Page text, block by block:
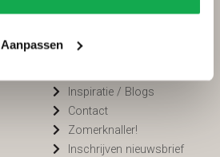
AanpassenWinkelen bij
Inspiratie / Blogs
Contact
Zomerknaller!
Inschrijven nieuwsbrief